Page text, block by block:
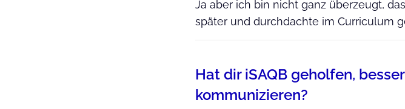
Ja aber ich bin nicht ganz überzeugt,
später und durchdachte im Curriculum
Hat dir iSAQB geholfen,
kommunizieren?